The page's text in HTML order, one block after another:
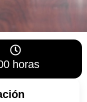
horas